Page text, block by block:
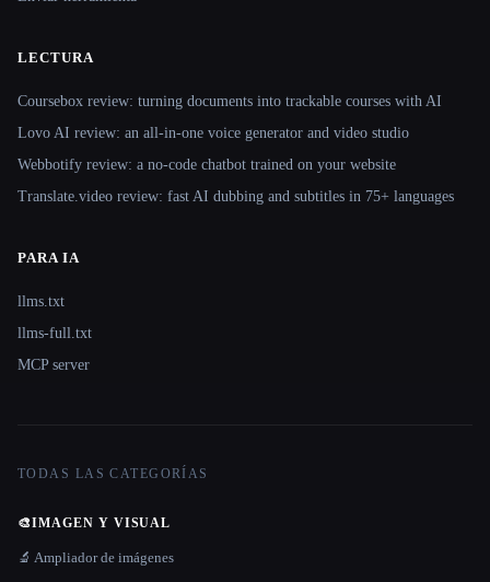
LECTURA
Coursebox review: turning documents into trackable courses with AI
Lovo AI review: an all-in-one voice generator and video studio
Webbotify review: a no-code chatbot trained on your website
Translate.video review: fast AI dubbing and subtitles in 75+ languages
PARA IA
llms.txt
llms-full.txt
MCP server
TODAS LAS CATEGORÍAS
🎨IMAGEN Y VISUAL
🔬 Ampliador de imágenes